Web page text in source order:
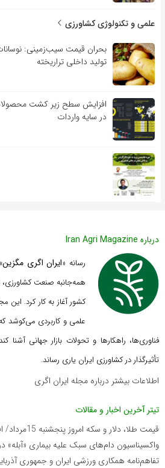
علمی و تکنولوژی کشاورزی
بحران قیمت سیب‌زمینی:
تولید داخلی تراریخته
افزایش سطح زیر کشت محصولات
در سایه واردات
درباره Iran Agri Magazine
رسانه «ایران اگری مگزین
همه‌جانبه صنعت کشاورزی،
کشور آغاز به کار کرد.
علمی و کاربردی می‌کوشد که
فناوری‌ها، راهکارها و تحولات بازار جهانی آشنا
تأثیرگذار در کشاورزی ایران یاری رساند.
اطلاعات بیشتر درباره مجله ایران اگری
تیتر آخرین اخبار و مقالات
قیمت طلا، دلار و سکه امروز پنجشنبه 15مرداد/ افزایش قیمت ها + جدول
واکسیناسیون دام‌های سبک علیه بیماری «آبله»
تفاهم‌نامه همکاری ورزشی ایران و جمهوری